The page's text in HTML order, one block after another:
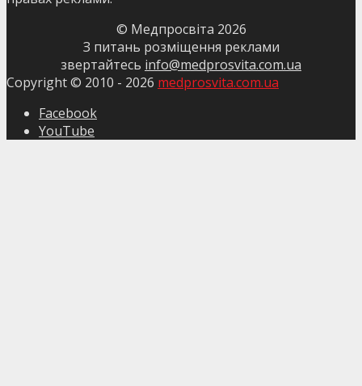
© Медпросвіта 2026
З питань розміщення реклами
звертайтесь info@medprosvita.com.ua
Copyright © 2010 - 2026 medprosvita.com.ua
Facebook
YouTube